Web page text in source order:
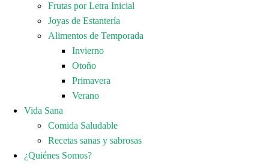
Frutas por Letra Inicial
Joyas de Estantería
Alimentos de Temporada
Invierno
Otoño
Primavera
Verano
Vida Sana
Comida Saludable
Recetas sanas y sabrosas
¿Quiénes Somos?